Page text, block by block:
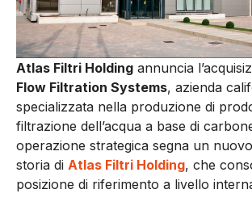
Atlas Filtri Holding annuncia
Flow Filtration Systems, azienda
specializzata nella produzione di
filtrazione dell’acqua a base di
operazione strategica segna un
storia di Atlas Filtri Holding, che
posizione di riferimento a livello